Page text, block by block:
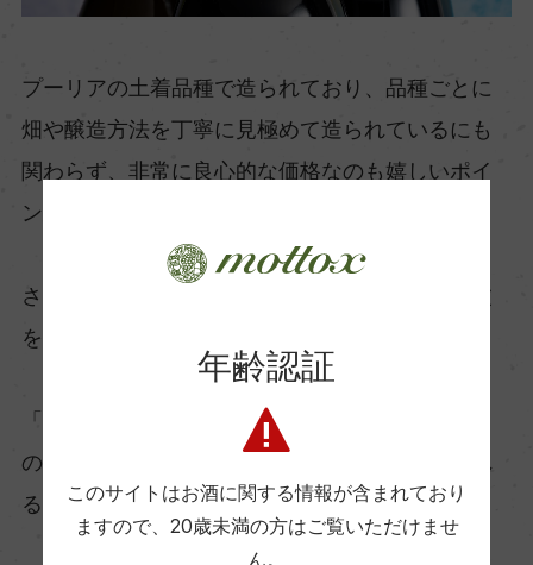
プーリアの土着品種で造られており、品種ごとに
畑や醸造方法を丁寧に見極めて造られているにも
関わらず、非常に良心的な価格なのも嬉しいポイ
ント。
さらに美しいラベルも魅力的で、ラベルの形は波
を、模様はブドウの樹を表現しています。
「タロ」のワインを飲めば、サン・マルツァーノ
の人々の愛情や、プーリアの海や太陽が感じられ
るようです。
年齢認証
このサイトはお酒に関する情報が含まれており
ますので、 20歳未満の方はご覧いただけませ
ん。